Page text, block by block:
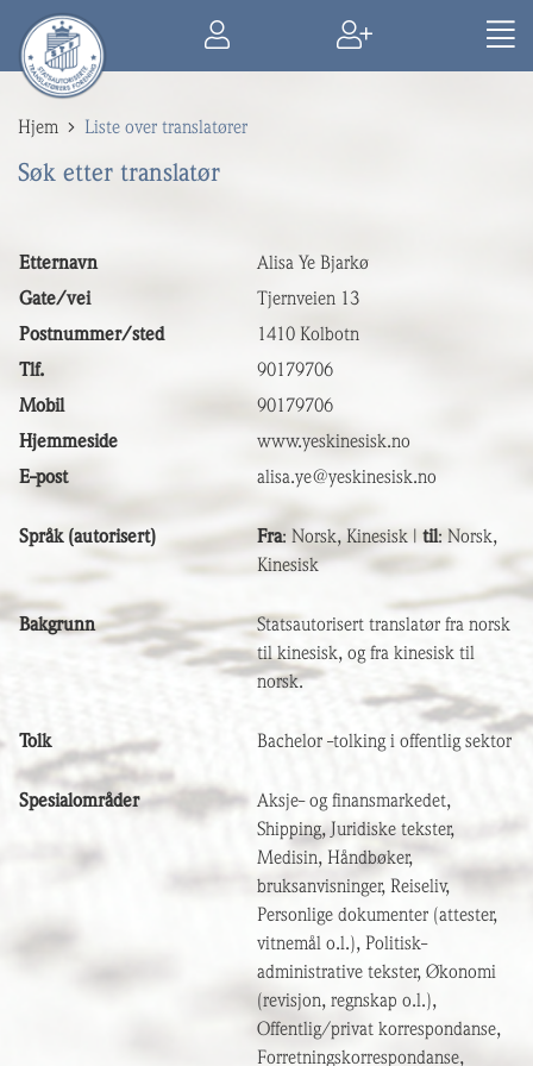
Hjem Liste over translatører
Søk etter translatør
Etternavn
Alisa Ye Bjarkø
Gate/vei
Tjernveien 13
Postnummer/sted
1410 Kolbotn
Tlf.
90179706
Mobil
90179706
Hjemmeside
www.yeskinesisk.no
E-post
alisa.ye@yeskinesisk.no
Språk (autorisert) Fra: Norsk, Kinesisk | til: Norsk,
Kinesisk
Bakgrunn
Statsautorisert translatør fra norsk
til kinesisk, og fra kinesisk til
norsk.
Tolk Bachelor -tolking i offentlig sektor
Spesialområder
Aksje- og finansmarkedet,
Shipping, Juridiske tekster,
Medisin, Håndbøker,
bruksanvisninger, Reiseliv,
Personlige dokumenter (attester,
vitnemål o.l.), Politisk-
administrative tekster, Økonomi
(revisjon, regnskap o.l.),
Offentlig/privat korrespondanse,
Forretningskorrespondanse,